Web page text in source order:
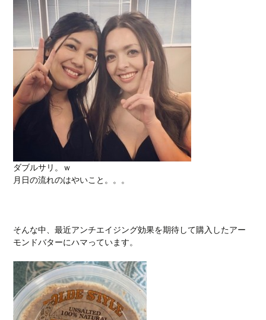
ダブルサリ。ｗ
月日の流れのはやいこと。。。
そんな中、最近アンチエイジング効果を期待して購入したアー
モンドバターにハマっています。